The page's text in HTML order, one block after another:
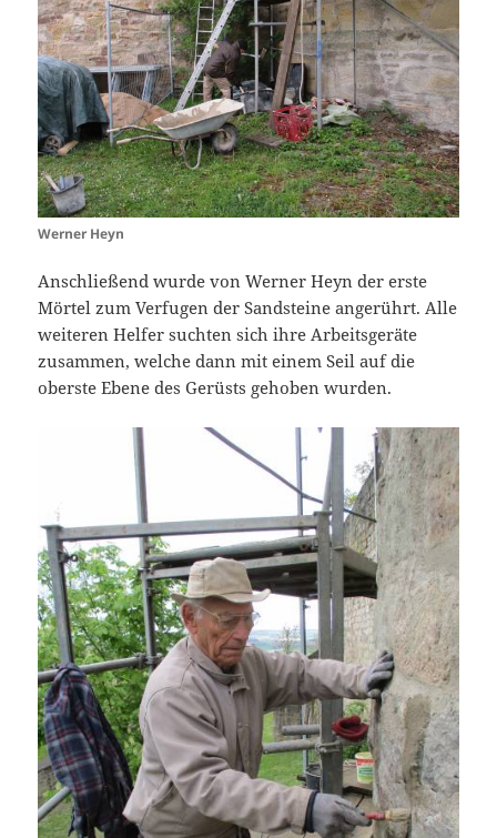
Werner Heyn
Anschließend wurde von Werner Heyn der erste
Mörtel zum Verfugen der Sandsteine angerührt. Alle
weiteren Helfer suchten sich ihre Arbeitsgeräte
zusammen, welche dann mit einem Seil auf die
oberste Ebene des Gerüsts gehoben wurden.